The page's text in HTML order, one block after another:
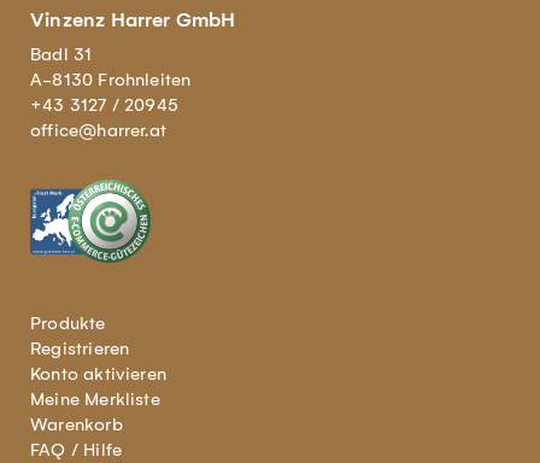
Vinzenz Harrer GmbH
Badl 31
A-8130 Frohnleiten
+43 3127 / 20945
office@harrer.at
Produkte
Registrieren
Konto aktivieren
Meine Merkliste
Warenkorb
FAQ / Hilfe